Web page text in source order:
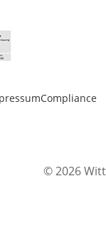
Fenster
Compliance
© 2026 Witt